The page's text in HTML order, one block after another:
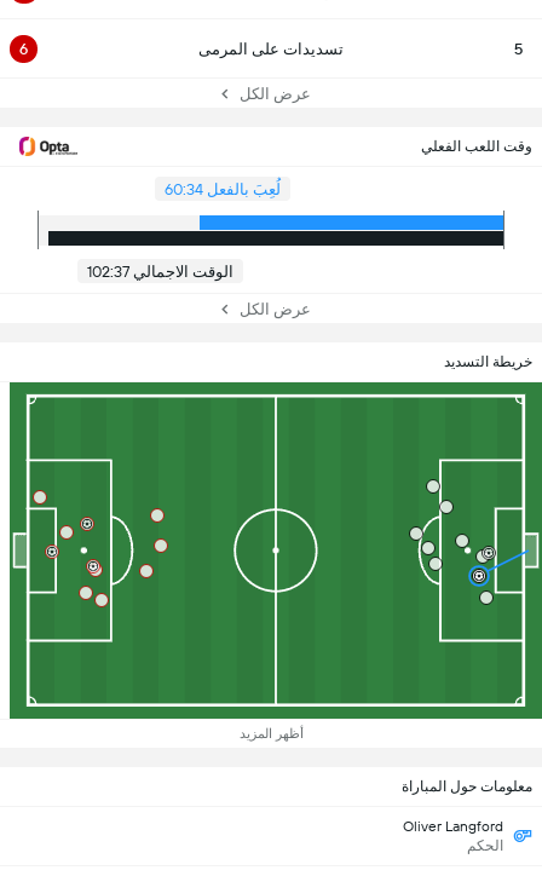
5 تسديدات على المرمى 6
عرض الكل
وقت اللعب الفعلي
لُعِبَ بالفعل 60:34
الوقت الاجمالي 102:37
عرض الكل
خريطة التسديد
أظهر المزيد
معلومات حول المباراة
Oliver Langford
الحكم